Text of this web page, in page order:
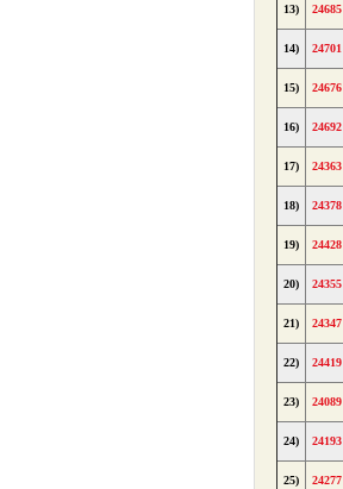
13) 24685
14) 24701
15) 24676
16) 24692
17) 24363
18) 24378
19) 24428
20) 24355
21) 24347
22) 24419
23) 24089
24) 24193
25) 24277